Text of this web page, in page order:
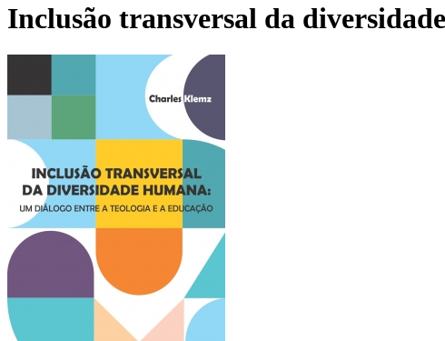
Inclusão transversal da